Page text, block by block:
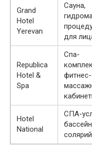
Grand
Hotel
Yerevan
Сауна,
для
Republica
Hotel &
Spa
Спа-
фитнес-
Hotel
National
СПА-
солярий